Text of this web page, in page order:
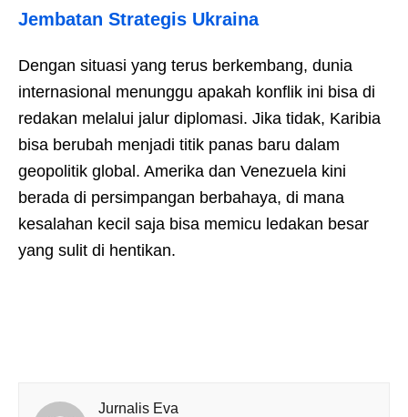
Jembatan Strategis Ukraina
Dengan situasi yang terus berkembang, dunia
internasional menunggu apakah konflik ini bisa di
redakan melalui jalur diplomasi. Jika tidak, Karibia
bisa berubah menjadi titik panas baru dalam
geopolitik global. Amerika dan Venezuela kini
berada di persimpangan berbahaya, di mana
kesalahan kecil saja bisa memicu ledakan besar
yang sulit di hentikan.
Jurnalis Eva